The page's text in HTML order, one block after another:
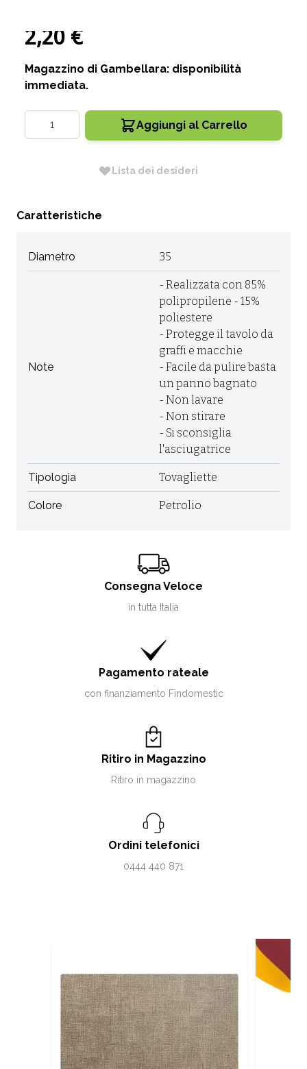
2,20 €
Magazzino di Gambellara: disponibilità
immediata.
Quantità
Aggiungi al Carrello
Lista dei desideri
Caratteristiche
Diametro 35
Note
- Realizzata con 85%
polipropilene - 15%
poliestere
- Protegge il tavolo da
graffi e macchie
- Facile da pulire basta
un panno bagnato
- Non lavare
- Non stirare
- Si sconsiglia
l'asciugatrice
Tipologia Tovagliette
Colore Petrolio
Consegna Veloce
in tutta Italia
Pagamento rateale
con finanziamento Findomestic
Ritiro in Magazzino
Ritiro in magazzino
Ordini telefonici
0444 440 871